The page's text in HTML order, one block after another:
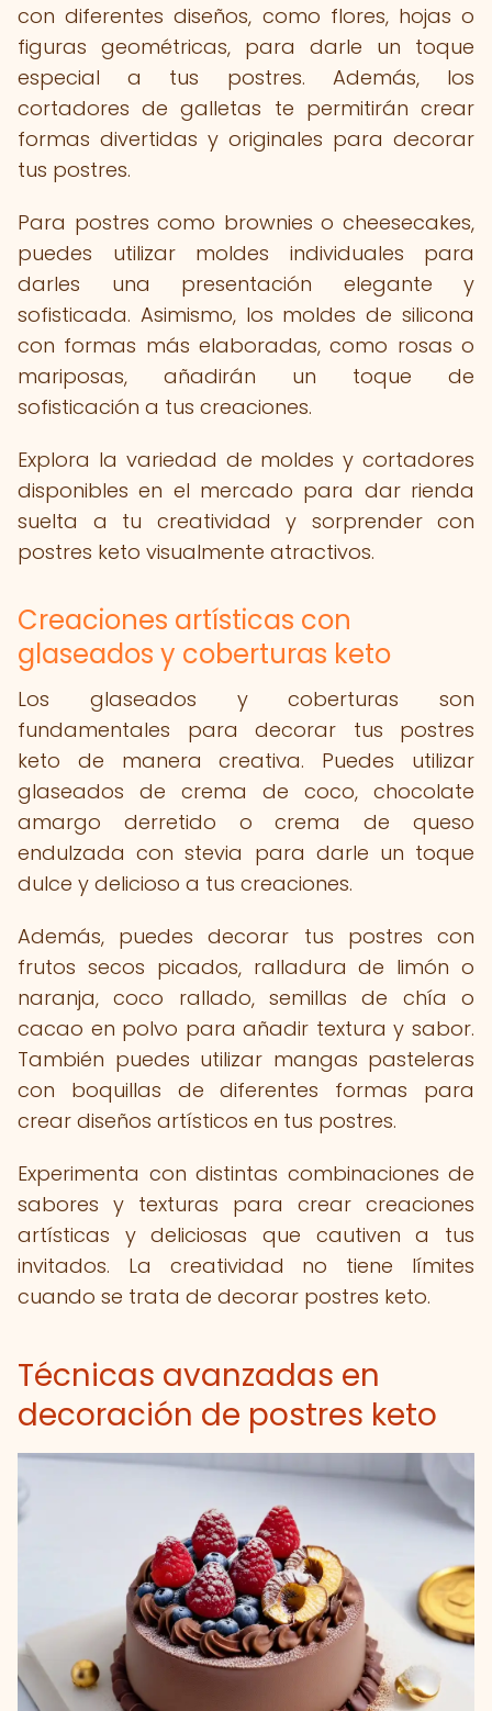
con diferentes diseños, como flores, hojas o
figuras geométricas, para darle un toque
especial a tus postres. Además, los
cortadores de galletas te permitirán crear
formas divertidas y originales para decorar
tus postres.
Para postres como brownies o cheesecakes,
puedes utilizar moldes individuales para
darles una presentación elegante y
sofisticada. Asimismo, los moldes de silicona
con formas más elaboradas, como rosas o
mariposas, añadirán un toque de
sofisticación a tus creaciones.
Explora la variedad de moldes y cortadores
disponibles en el mercado para dar rienda
suelta a tu creatividad y sorprender con
postres keto visualmente atractivos.
Creaciones artísticas con
glaseados y coberturas keto
Los glaseados y coberturas son
fundamentales para decorar tus postres
keto de manera creativa. Puedes utilizar
glaseados de crema de coco, chocolate
amargo derretido o crema de queso
endulzada con stevia para darle un toque
dulce y delicioso a tus creaciones.
Además, puedes decorar tus postres con
frutos secos picados, ralladura de limón o
naranja, coco rallado, semillas de chía o
cacao en polvo para añadir textura y sabor.
También puedes utilizar mangas pasteleras
con boquillas de diferentes formas para
crear diseños artísticos en tus postres.
Experimenta con distintas combinaciones de
sabores y texturas para crear creaciones
artísticas y deliciosas que cautiven a tus
invitados. La creatividad no tiene límites
cuando se trata de decorar postres keto.
Técnicas avanzadas en
decoración de postres keto